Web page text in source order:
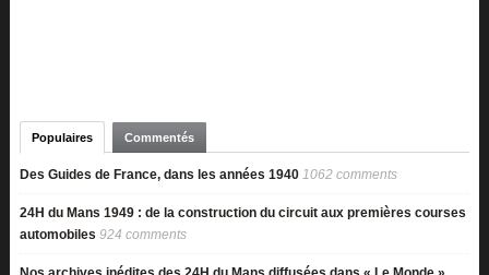
Populaires Commentés
Des Guides de France, dans les années 1940 1062 comments
24H du Mans 1949 : de la construction du circuit aux premières courses
automobiles 924 comments